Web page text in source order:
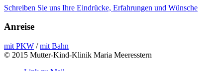
Schreiben Sie uns Ihre Eindrücke, Erfahrungen und Wünsche
Anreise
mit PKW /mit Bahn
© 2015 Mutter-Kind-Klinik Maria Meeresstern